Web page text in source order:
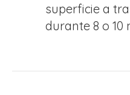
superficie a
durante 8 o 10